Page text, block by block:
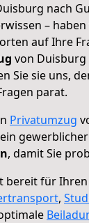
nach
–
auf Ihre
von Duisburg
Sie sie uns,
parat.
Privatumzug
, damit Sie
bereit für Ihren
,